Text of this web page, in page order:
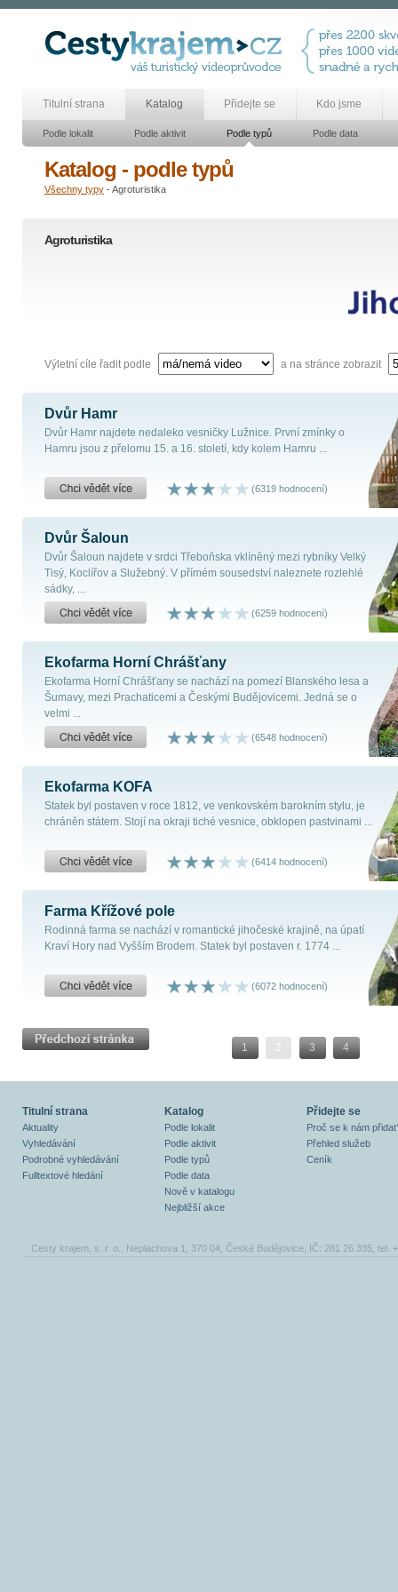
Titulní strana Katalog Přidejte se Kdo jsme
Podle lokalit Podle aktivit Podle typů Podle data
Katalog - podle typů
Všechny typy - Agroturistika
Agroturistika
Výletní cíle řadit podle a na stránce zobrazit
Dvůr Hamr
Dvůr Hamr najdete nedaleko vesničky Lužnice. První zmínky o
Hamru jsou z přelomu 15. a 16. století, kdy kolem Hamru ...
(6319 hodnocení)
Dvůr Šaloun
Dvůr Šaloun najdete v srdci Třeboňska vklíněný mezi rybníky Velký
Tisý, Koclířov a Služebný. V přímém sousedství naleznete rozlehlé
sádky, ...
(6259 hodnocení)
Ekofarma Horní Chrášťany
Ekofarma Horní Chrášťany se nachází na pomezí Blanského lesa a
Šumavy, mezi Prachaticemi a Českými Budějovicemi. Jedná se o
velmi ...
(6548 hodnocení)
Ekofarma KOFA
Statek byl postaven v roce 1812, ve venkovském barokním stylu, je
chráněn státem. Stojí na okraji tiché vesnice, obklopen pastvinami ...
(6414 hodnocení)
Farma Křížové pole
Rodinná farma se nachází v romantické jihočeské krajině, na úpatí
Kraví Hory nad Vyšším Brodem. Statek byl postaven r. 1774 ...
(6072 hodnocení)
1 2 3 4
Titulní strana
Aktuality
Vyhledávání
Podrobné vyhledávání
Fulltextové hledání
Katalog
Podle lokalit
Podle aktivit
Podle typů
Podle data
Nově v katalogu
Nejbližší akce
Přidejte se
Proč se k nám
Přehled služeb
Ceník
Cesty krajem, s. r. o., Neplachova 1, 370 04, České Budějovice, IČ: 281 26 335, tel.